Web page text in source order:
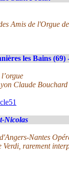
Amis de l'Orgue
les Bains (69)
Claude
Nicolas
Nantes
Verdi, rarement